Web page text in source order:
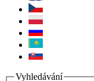
Vyhledávání